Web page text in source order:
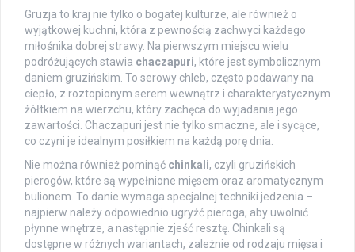
Gruzja to kraj nie tylko o bogatej kulturze, ale również o
wyjątkowej kuchni, która z pewnością zachwyci każdego
miłośnika dobrej strawy. Na pierwszym miejscu wielu
podróżujących stawia chaczapuri, które jest symbolicznym
daniem gruzińskim. To serowy chleb, często podawany na
ciepło, z roztopionym serem wewnątrz i charakterystycznym
żółtkiem na wierzchu, który zachęca do wyjadania jego
zawartości. Chaczapuri jest nie tylko smaczne, ale i sycące,
co czyni je idealnym posiłkiem na każdą porę dnia.
Nie można również pominąć chinkali, czyli gruzińskich
pierogów, które są wypełnione mięsem oraz aromatycznym
bulionem. To danie wymaga specjalnej techniki jedzenia –
najpierw należy odpowiednio ugryźć pieroga, aby uwolnić
płynne wnętrze, a następnie zjeść resztę. Chinkali są
dostępne w różnych wariantach, zależnie od rodzaju mięsa i